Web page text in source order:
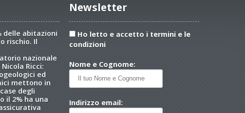
delle abitazioni
rischio. Il
nazionale
Ricci:
ed
mettono in
degli
il 2% ha una
Newsletter
Ho letto e accetto i termini e le
condizioni
Nome e Cognome:
Indirizzo email: